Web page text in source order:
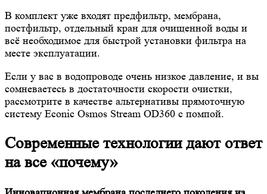
В комплект уже входят предфильтр, мембрана,
постфильтр, отдельный кран для очищенной воды и
всё необходимое для быстрой установки фильтра на
месте эксплуатации.
Если у вас в водопроводе очень низкое давление, и вы
сомневаетесь в достаточности скорости очистки,
рассмотрите в качестве альтернативы прямоточную
систему Econic Osmos Stream OD360 с помпой.
Современные технологии дают ответ
на все «почему»